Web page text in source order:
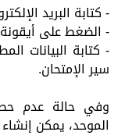
- كتابة البريد
- الضغط على
- كتابة البيانات
سير الإمتحان.
وفي حالة عدم
الموحد، يمكن